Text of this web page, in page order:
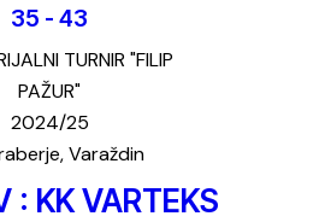
35 - 43
TURNIR "FILIP
PAŽUR"
2024/25
Varaždin
: KK VARTEKS